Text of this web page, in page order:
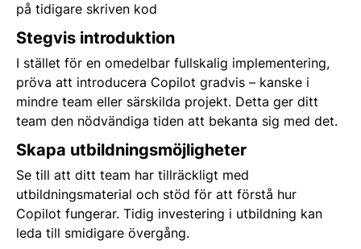
på tidigare skriven kod
Stegvis introduktion
I stället för en omedelbar fullskalig implementering,
pröva att introducera Copilot gradvis – kanske i
mindre team eller särskilda projekt. Detta ger ditt
team den nödvändiga tiden att bekanta sig med det.
Skapa utbildningsmöjligheter
Se till att ditt team har tillräckligt med
utbildningsmaterial och stöd för att förstå hur
Copilot fungerar. Tidig investering i utbildning kan
leda till smidigare övergång.